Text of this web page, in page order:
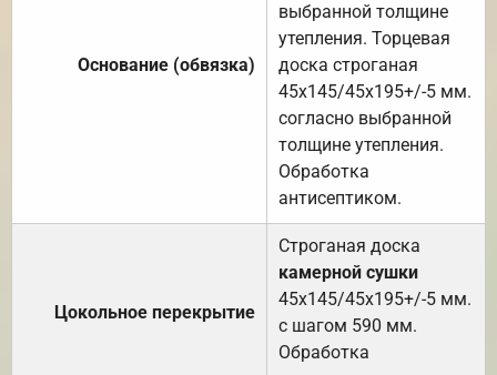
Основание (обвязка)
выбранной толщине
утепления. Торцевая
доска строганая
45х145/45х195+/-5 мм.
согласно выбранной
толщине утепления.
Обработка
антисептиком.
Цокольное перекрытие
Строганая доска
камерной сушки
45х145/45х195+/-5 мм.
с шагом 590 мм.
Обработка